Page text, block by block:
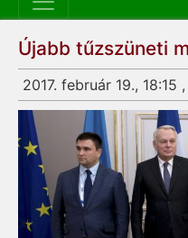
Újabb tűzszüneti
2017. február 19., 18:15